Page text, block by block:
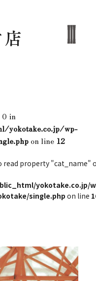
0 in
yokotake.co.jp/wp-
on line 12
read property "cat_name"
yokotake.co.jp/
single.phpon line